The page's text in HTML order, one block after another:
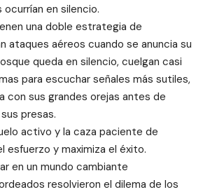
en silencio.
una doble estrategia de
ataques aéreos cuando se anuncia su
queda en silencio, cuelgan casi
para escuchar señales más sutiles,
con sus grandes orejas antes de
presas.
activo y la caza paciente de
esfuerzo y maximiza el éxito.
en un mundo cambiante
resolvieron el dilema de los